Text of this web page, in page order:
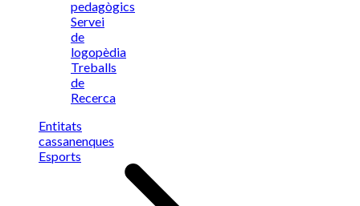
pedagògics
Servei
de
logopèdia
Treballs
de
Recerca
Entitats
cassanenques
Esports